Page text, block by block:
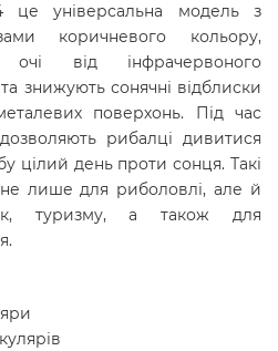
це універсальна модель з
коричневого кольору,
очі від інфрачервоного
знижують сонячні відблиски
поверхонь. Під час
рибалці дивитися
цілий день проти сонця. Такі
лише для риболовлі, але й
туризму, а також для